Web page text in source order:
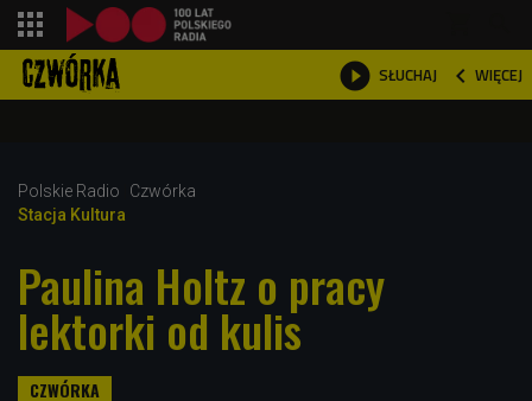
 SŁUCHAJ  WIĘCEJ

Polskie Radio
Czwórka
Stacja Kultura
Paulina Holtz o pracy
lektorki od kulis